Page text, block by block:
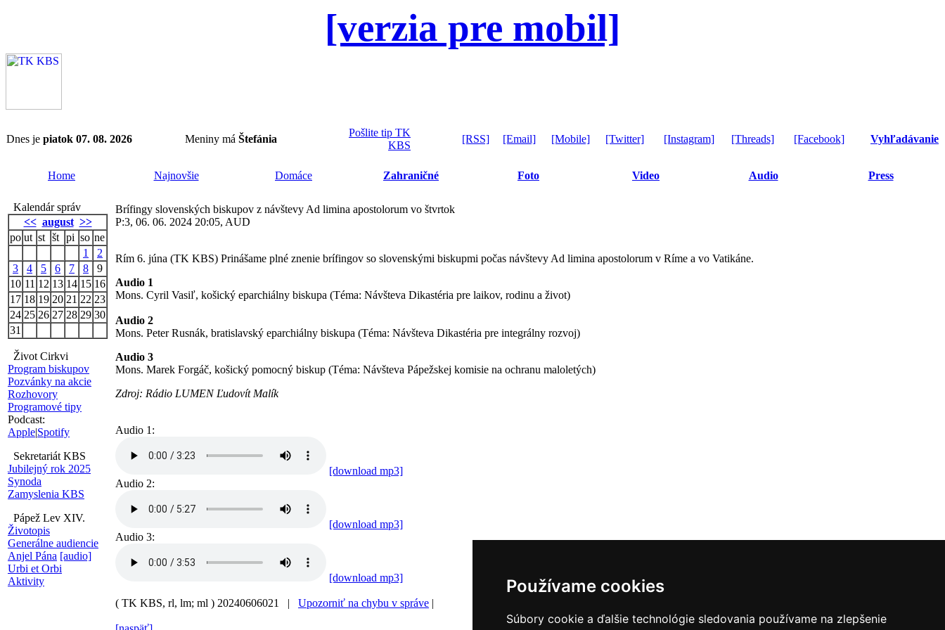
Používame cookies
Súbory cookie a ďalšie technológie sledovania používame na zlepšenie
[verzia pre mobil]
Dnes je piatok 07. 08. 2026 Meniny má Štefánia
Pošlite tip TK
KBS
[RSS] [Email] [Mobile] [Twitter] [Instagram] [Threads] [Facebook] Vyhľadávanie
Home Najnovšie Domáce Zahraničné Foto Video Audio Press
Kalendár správ
<< august >>
po ut st št pi so ne
1
2
3
4 5 6 7 8
9
10 11 12 13 14 15 16
17 18 19 20 21 22 23
24 25 26 27 28 29 30
31
Život Cirkvi
Program biskupov
Pozvánky na akcie
Rozhovory
Programové tipy
Podcast:
Apple|Spotify
Sekretariát KBS
Jubilejný rok 2025
Synoda
Zamyslenia KBS
Pápež Lev XIV.
Životopis
Generálne audiencie
Anjel Pána [audio]
Urbi et Orbi
Aktivity
Brífingy slovenských biskupov z návštevy Ad limina apostolorum vo štvrtok
P:3, 06. 06. 2024 20:05, AUD
Rím 6. júna (TK KBS) Prinášame plné znenie brífingov so slovenskými biskupmi počas návštevy Ad limina apostolorum v Ríme a vo Vatikáne.
Audio 1
Mons. Cyril Vasiľ, košický eparchiálny biskupa (Téma: Návšteva Dikastéria pre laikov, rodinu a život)
Audio 2
Mons. Peter Rusnák, bratislavský eparchiálny biskupa (Téma: Návšteva Dikastéria pre integrálny rozvoj)
Audio 3
Mons. Marek Forgáč, košický pomocný biskup (Téma: Návšteva Pápežskej komisie na ochranu maloletých)
Zdroj: Rádio LUMEN Ľudovít Malík
Audio 1:
[download mp3]
Audio 2:
[download mp3]
Audio 3:
[download mp3]
( TK KBS, rl, lm; ml ) 20240606021 | Upozorniť na chybu v správe |